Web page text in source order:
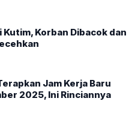
Kutim, Korban Dibacok dan
Jam Kerja Baru
2025, Ini Rinciannya